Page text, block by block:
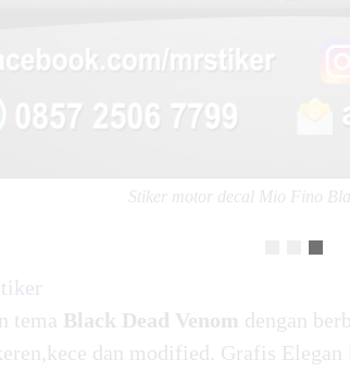
Stiker motor decal Mio Fino
tema Black Dead Venom dengan
dan modified. Grafis